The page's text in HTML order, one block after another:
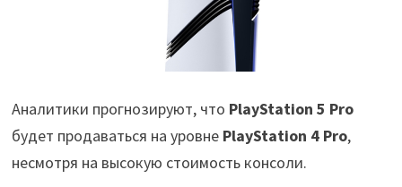
Аналитики прогнозируют, что PlayStation 5 Pro
будет продаваться на уровнеPlayStation 4 Pro,
несмотря на высокую стоимость консоли.